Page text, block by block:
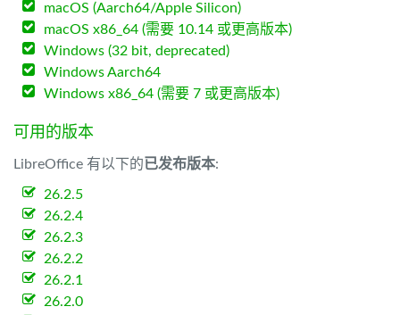
macOS (Aarch64/Apple Silicon)
macOS x86_64 (需要 10.14 或更高版本)
Windows (32 bit, deprecated)
Windows Aarch64
Windows x86_64 (需要 7 或更高版本)
可用的版本
LibreOffice 有以下的已发布版本:
26.2.5
26.2.4
26.2.3
26.2.2
26.2.1
26.2.0